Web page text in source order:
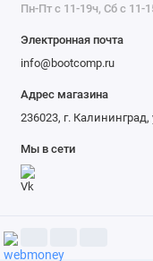
Пн-Пт с 11-19ч, Сб с 11-
Электронная почта
info@bootcomp.ru
Адрес магазина
236023, г. Калининград,
Мы в сети